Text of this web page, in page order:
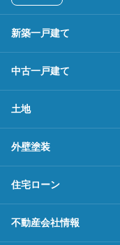
新築一戸建て
中古一戸建て
土地
外壁塗装
住宅ローン
不動産会社情報